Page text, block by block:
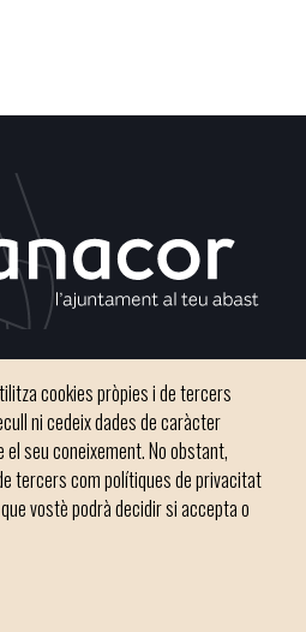
municipi
91 00 - CIF: P0703300D
cookies pròpies i de tercers
ni cedeix dades de caràcter
seu coneixement. No obstant,
tercers com polítiques de privacitat
vostè podrà decidir si accepta o